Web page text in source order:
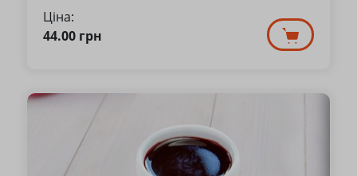
Ціна:
44.00 грн